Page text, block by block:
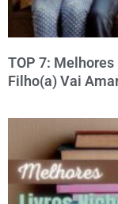
TOP 7:
Filho(a) Vai